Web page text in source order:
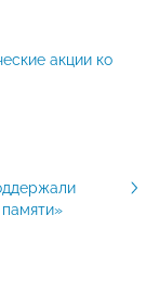
акции ко